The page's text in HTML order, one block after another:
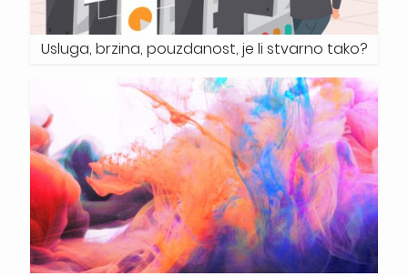
Usluga, brzina, pouzdanost, je li stvarno tako?